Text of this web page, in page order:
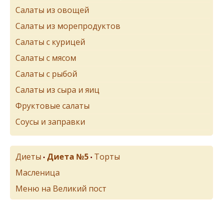
Салаты из овощей
Салаты из морепродуктов
Салаты с курицей
Салаты с мясом
Салаты с рыбой
Салаты из сыра и яиц
Фруктовые салаты
Соусы и заправки
Диеты • Диета №5 • Торты
Масленица
Меню на Великий пост